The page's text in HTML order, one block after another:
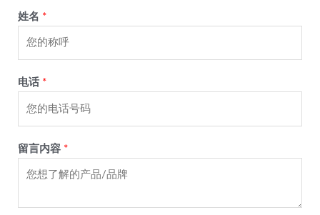
姓名 *
电话 *
留言内容 *